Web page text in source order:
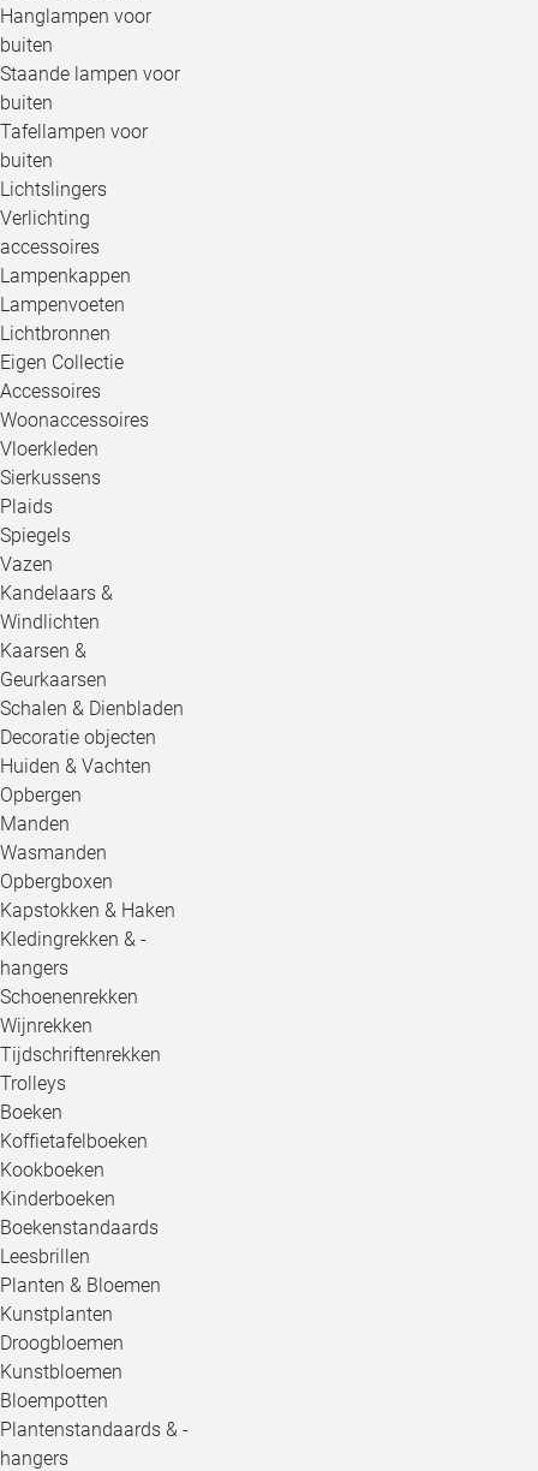
Hanglampen voor
buiten
Staande lampen voor
buiten
Tafellampen voor
buiten
Lichtslingers
Verlichting
accessoires
Lampenkappen
Lampenvoeten
Lichtbronnen
Eigen Collectie
Accessoires
Woonaccessoires
Vloerkleden
Sierkussens
Plaids
Spiegels
Vazen
Kandelaars &
Windlichten
Kaarsen &
Geurkaarsen
Schalen & Dienbladen
Decoratie objecten
Huiden & Vachten
Opbergen
Manden
Wasmanden
Opbergboxen
Kapstokken & Haken
Kledingrekken & -
hangers
Schoenenrekken
Wijnrekken
Tijdschriftenrekken
Trolleys
Boeken
Koffietafelboeken
Kookboeken
Kinderboeken
Boekenstandaards
Leesbrillen
Planten & Bloemen
Kunstplanten
Droogbloemen
Kunstbloemen
Bloempotten
Plantenstandaards & -
hangers